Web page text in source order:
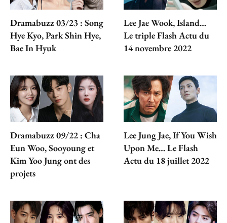
Dramabuzz 03/23 : Song
Hye Kyo, Park Shin Hye,
Bae In Hyuk
Lee Jae Wook, Island…
Le triple Flash Actu du
14 novembre 2022
Dramabuzz 09/22 : Cha
Eun Woo, Sooyoung et
Kim Yoo Jung ont des
projets
Lee Jung Jae, If You Wish
Upon Me… Le Flash
Actu du 18 juillet 2022